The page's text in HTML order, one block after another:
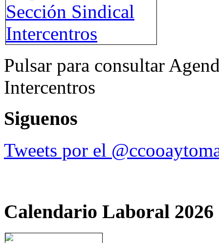
Pulsar para consultar
Intercentros
Siguenos
Tweets por el
Calendario Laboral 2026